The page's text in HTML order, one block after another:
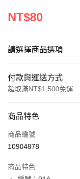
NT$80
請選擇商品選項
付款與運送方式
超取滿NT$1,500免運
信用卡一次付款
超商取貨付款
Apple Pay
商品特色
商品編號
10904878
商品特色